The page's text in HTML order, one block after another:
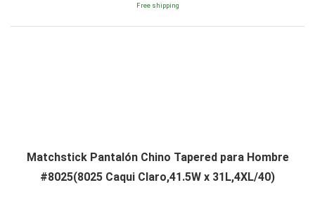
Free shipping
Matchstick Pantalón Chino Tapered para Hombre
#8025(8025 Caqui Claro,41.5W x 31L,4XL/40)